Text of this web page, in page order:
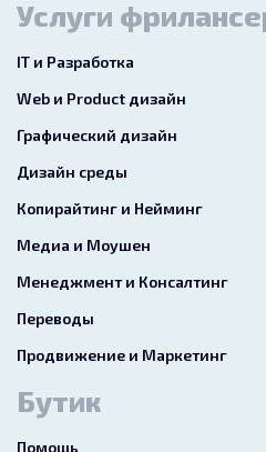
Услуги
IT и Разработка
Web и Product дизайн
Графический дизайн
Дизайн среды
Копирайтинг и Нейминг
Медиа и Моушен
Менеджмент и Консалтинг
Переводы
Продвижение и Маркетинг
Бутик
Помощь